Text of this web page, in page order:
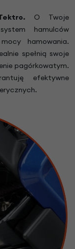
O Twoje
hamulców
hamowania.
spełnią swoje
pagórkowatym.
efektywne